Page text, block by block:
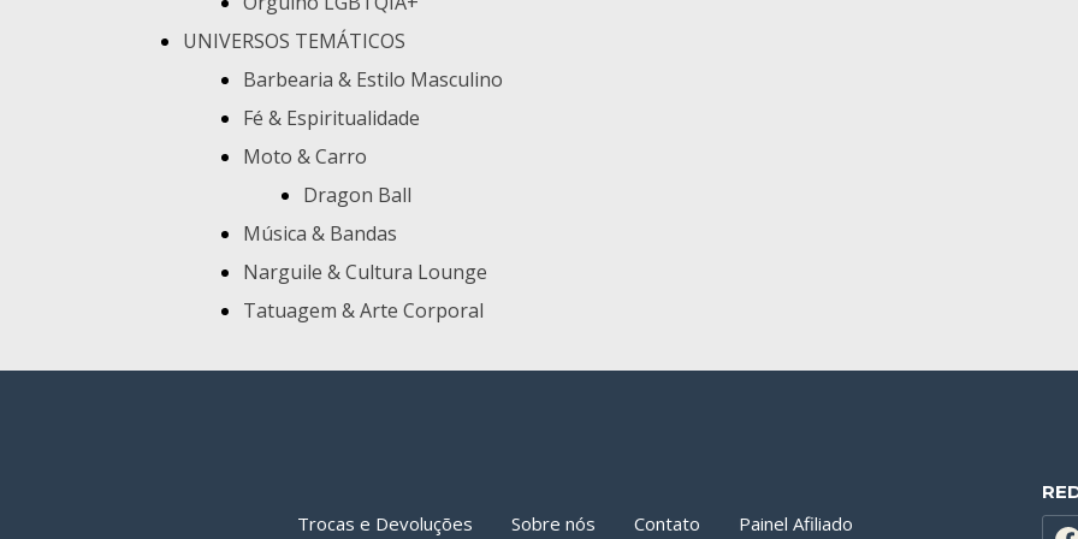
UNIVERSOS TEMÁTICOS
Barbearia & Estilo Masculino
Fé & Espiritualidade
Moto & Carro
Dragon Ball
Música & Bandas
Narguile & Cultura Lounge
Tatuagem & Arte Corporal
Trocas e Devoluções Sobre nós Contato Painel Afiliado